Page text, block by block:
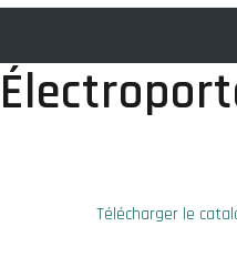
Télécharger le